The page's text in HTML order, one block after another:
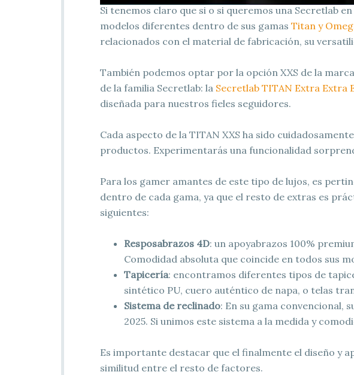
Si tenemos claro que si o si queremos una Secretlab
modelos diferentes dentro de sus gamas Titan y
relacionados con el material de fabricación, su
También podemos optar por la opción XXS de la
de la familia Secretlab: la Secretlab TITAN Extra Extra
diseñada para nuestros fieles seguidores.
Cada aspecto de la TITAN XXS ha sido
productos. Experimentarás una funcionalidad
Para los gamer amantes de este tipo de lujos, es
dentro de cada gama, ya que el resto de extras es
siguientes:
Resposabrazos 4D: un apoyabrazos 100%
Comodidad absoluta que coincide en todos sus
Tapicería: encontramos diferentes tipos de
sintético PU, cuero auténtico de napa, o telas
Sistema de reclinado: En su gama convencional,
2025. Si unimos este sistema a la medida y
Es importante destacar que el finalmente el diseño y
similitud entre el resto de factores.